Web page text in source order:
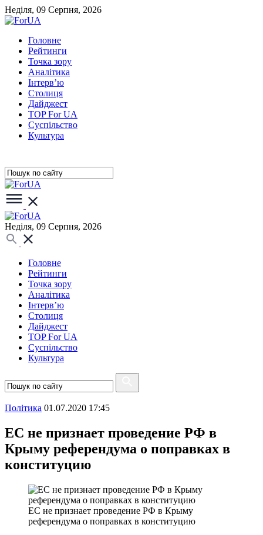
Неділя, 09 Серпня, 2026
Головне
Рейтинги
Точка зору
Аналітика
Інтерв’ю
Столиця
Дайджест
TOP For UA
Суспiльство
Культура
Неділя, 09 Серпня, 2026
Головне
Рейтинги
Точка зору
Аналітика
Інтерв’ю
Столиця
Дайджест
TOP For UA
Суспiльство
Культура
Полiтика 01.07.2020 17:45
ЕС не признает проведение РФ в
Крыму референдума о поправках в
конституцию
ЕС не признает проведение РФ в Крыму
референдума о поправках в конституцию